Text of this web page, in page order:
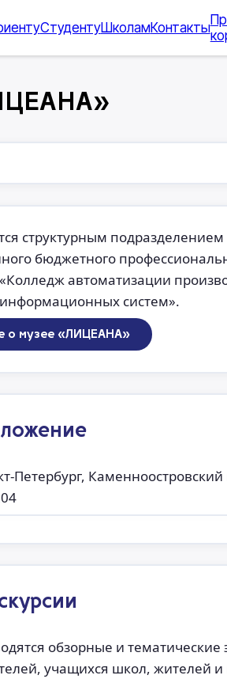
СтудентуШколамКонтакты
структурным подразделением
бюджетного
автоматизации
систем».
о музее «ЛИЦЕАНА»
Петербург,
обзорные и тематические
учащихся школ, жителей и